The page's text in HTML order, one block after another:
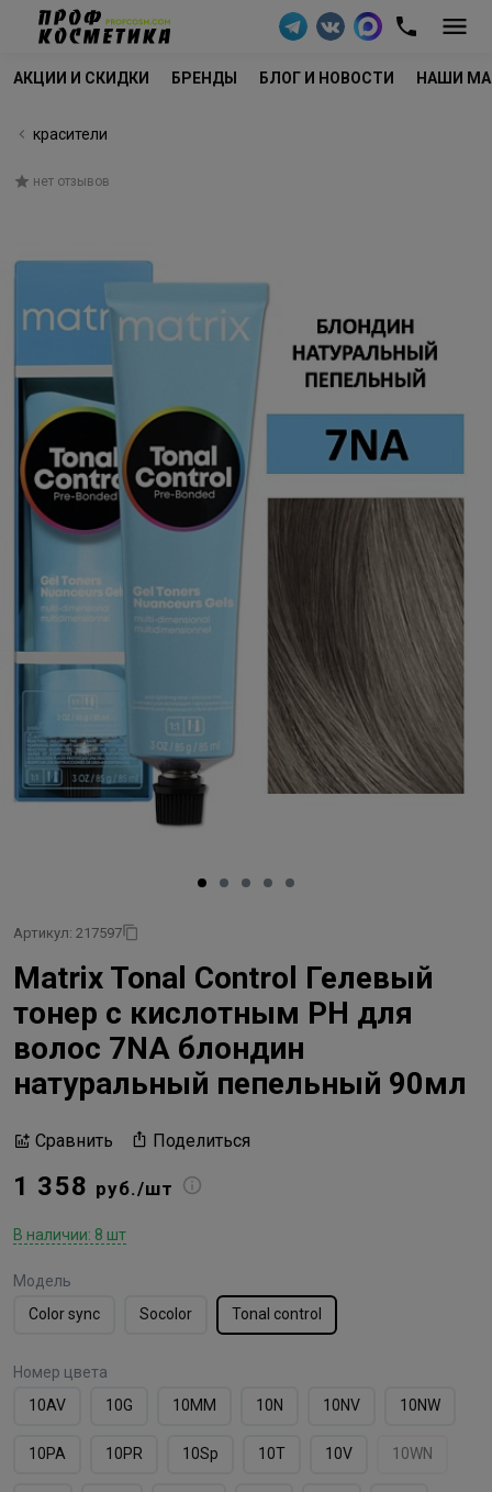
АКЦИИ И СКИДКИ БРЕНДЫ БЛОГ И НОВОСТИ НАШИ
красители
нет отзывов
Артикул: 217597
Matrix Tonal Control Гелевый
тонер с кислотным РН для
волос 7NA блондин
натуральный пепельный 90мл
Сравнить Поделиться
1 358 руб./шт
В наличии: 8 шт
Модель
Color sync
Socolor Tonal control
Номер цвета
10AV
10G 10MМ 10N 10NV 10NW
10PA 10PR 10Sp 10T 10V 10WN